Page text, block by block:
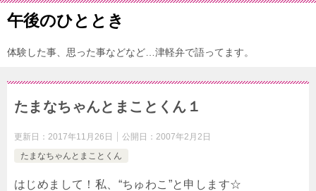
午後のひととき
体験した事、思った事などなど…津軽弁で語ってます。
たまなちゃんとまことくん１
更新日： 2017年11月26日 公開日： 2007年2月2日
たまなちゃんとまことくん
はじめまして！私、“ちゅわこ”と申します☆